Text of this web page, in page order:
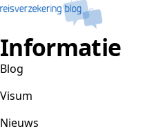
Informatie
Blog
Visum
Nieuws